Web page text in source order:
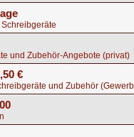
und Zubehör-Angebote (privat)
€
und Zubehör